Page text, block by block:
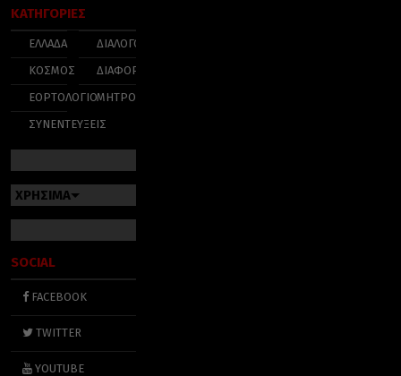
ΚΑΤΗΓΟΡΙΕΣ
ΕΛΛΑΔΑ
ΚΟΣΜΟΣ
ΕΟΡΤΟΛΟΓΙΟ
ΣΥΝΕΝΤΕΥΞΕΙΣ
ΔΙΑΛΟΓΟΣ
ΔΙΑΦΟΡΑ
ΜΗΤΡΟΠΟΛΕΙΣ
ΧΡΗΣΙΜΑ
SOCIAL
FACEBOOK
TWITTER
YOUTUBE